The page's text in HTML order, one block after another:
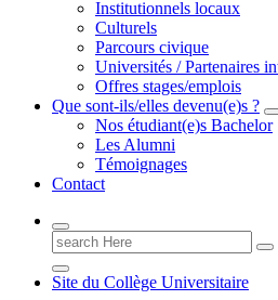
Institutionnels locaux
Culturels
Parcours civique
Universités / Partenaires
Offres stages/emplois
Que sont-ils/elles devenu(e)s ?
Nos étudiant(e)s Bachelor
Les Alumni
Témoignages
Contact
Search
for:
Site du Collège Universitaire